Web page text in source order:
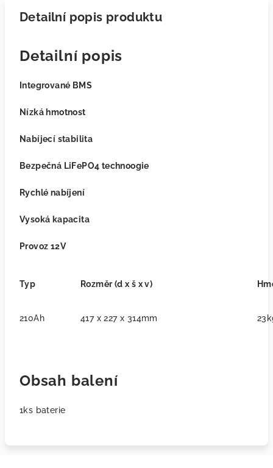
Detailní popis produktu
Detailní popis
Integrované BMS
Nízká hmotnost
Nabíjecí stabilita
Bezpečná LiFePO4 technoogie
Rychlé nabíjení
Vysoká kapacita
Provoz 12V
Typ Rozměr (d x š x v)
210Ah 417 x 227 x 314mm
Obsah balení
1ks baterie